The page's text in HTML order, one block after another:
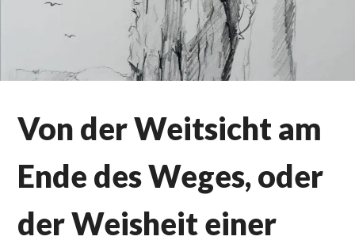
Von der Weitsicht am
Ende des Weges, oder
der Weisheit einer